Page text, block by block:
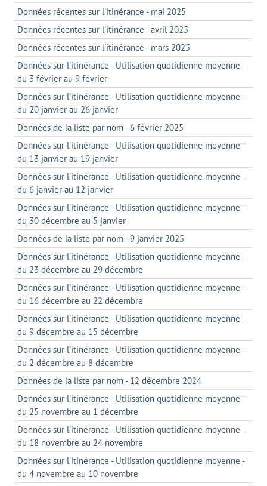
Données récentes sur l'itinérance - mai 2025
Données récentes sur l'itinérance - avril 2025
Données récentes sur l'itinérance - mars 2025
Données sur l'itinérance - Utilisation quotidienne moyenne -
du 3 février au 9 février
Données sur l'itinérance - Utilisation quotidienne moyenne -
du 20 janvier au 26 janvier
Données de la liste par nom - 6 février 2025
Données sur l'itinérance - Utilisation quotidienne moyenne -
du 13 janvier au 19 janvier
Données sur l'itinérance - Utilisation quotidienne moyenne -
du 6 janvier au 12 janvier
Données sur l'itinérance - Utilisation quotidienne moyenne -
du 30 décembre au 5 janvier
Données de la liste par nom - 9 janvier 2025
Données sur l'itinérance - Utilisation quotidienne moyenne -
du 23 décembre au 29 décembre
Données sur l'itinérance - Utilisation quotidienne moyenne -
du 16 décembre au 22 décembre
Données sur l'itinérance - Utilisation quotidienne moyenne -
du 9 décembre au 15 décembre
Données sur l'itinérance - Utilisation quotidienne moyenne -
du 2 décembre au 8 décembre
Données de la liste par nom - 12 décembre 2024
Données sur l'itinérance - Utilisation quotidienne moyenne -
du 25 novembre au 1 décembre
Données sur l'itinérance - Utilisation quotidienne moyenne -
du 18 novembre au 24 novembre
Données sur l'itinérance - Utilisation quotidienne moyenne -
du 4 novembre au 10 novembre